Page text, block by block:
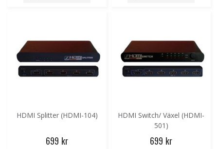
HDMI Splitter (HDMI-104)
699 kr
HDMI Switch/ Växel (HDMI-
501)
699 kr